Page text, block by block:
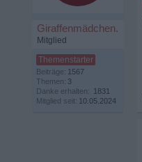
Giraffenmädchen.
Mitglied
Beiträge: 1567
Themen: 3
Danke erhalten: 1831
Mitglied seit: 10.05.2024